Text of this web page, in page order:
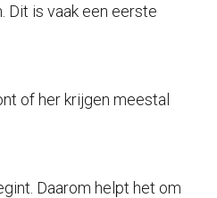
Dit is vaak een eerste
of her krijgen meestal
Daarom helpt het om